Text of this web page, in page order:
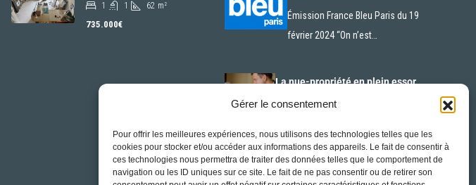
Gérer le consentement
Pour offrir les meilleures expériences, nous utilisons des technologies telles que les
cookies pour stocker et/ou accéder aux informations des appareils. Le fait de consentir à
ces technologies nous permettra de traiter des données telles que le comportement de
navigation ou les ID uniques sur ce site. Le fait de ne pas consentir ou de retirer son
1 1 62 m²
735.000€
Émission France Bleu Paris du 19
février 2024 “On n’est…
La nue-propriété en plein essor
La nue-propriété est un concept
gagne en…